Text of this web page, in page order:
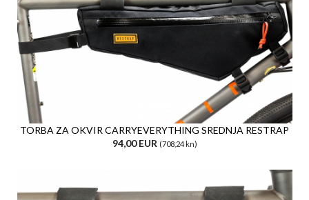
TORBA ZA OKVIR CARRYEVERYTHING SREDNJA RESTRAP
94,00 EUR (708,24 kn)